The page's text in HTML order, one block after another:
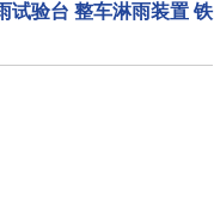
试验台 整车淋雨装置 铁